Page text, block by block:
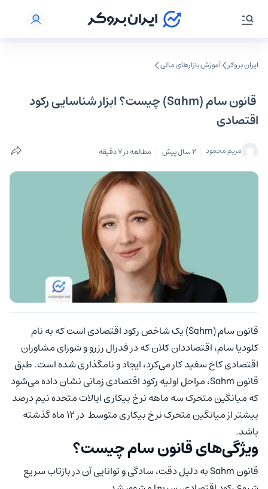
ایران بروکر آموزش بازارهای مالی
قانون سام (Sahm) چیست؟ ابزار شناسایی رکود
اقتصادی
مریم محمود 2 سال پیش مطالعه در 7 دقیقه
قانون سام (Sahm) یک شاخص رکود اقتصادی است که به نام
کلودیا سام، اقتصاددان کلان که در فدرال رزرو و شورای مشاوران
اقتصادی کاخ سفید کار می‌کرد، ایجاد و نامگذاری شده است. طبق
قانون Sahm، مراحل اولیه رکود اقتصادی زمانی نشان داده می‌شود
که میانگین متحرک سه ماهه نرخ بیکاری ایالات متحده نیم درصد
بیشتر از میانگین متحرک نرخ بیکاری متوسط در 12 ماه گذشته
باشد.
ویژگی‌های قانون سام چیست؟
قانون Sahm به دلیل دقت، سادگی و توانایی آن در بازتاب سریع